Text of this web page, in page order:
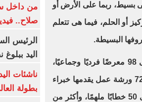
بسيط، ربما على الأرض أو
أو الحلم، فيما هى تتعلم
البسيطة.
يضم مهرجان إكسبوجر أكثر من 349 فعالية، تتوزع على 98 معرضًا فرديًا وجماعيًا،
بمختلف التقنيات والرؤى المبتكرة. كما يشمل أكثر من 72 ورشة عمل يقدمها خبراء
فى عالم التصوير الفوتوغرافى والسينمائي، بالإضافة إلى 50 خطابًا ملهِمًا، وأكثر من
من داخل
صلاح..
الرئيس
اليد
ناشئات
بطولة